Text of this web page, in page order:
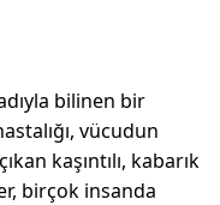
bilinen bir
vücudun
kaşıntılı, kabarık
birçok insanda